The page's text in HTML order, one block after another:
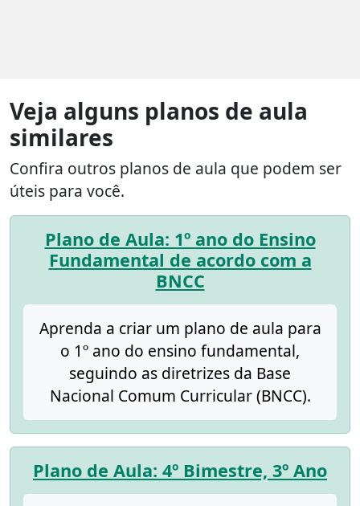
Veja alguns planos de aula
similares
Confira outros planos de aula que podem ser
úteis para você.
Plano de Aula: 1º ano do Ensino
Fundamental de acordo com a
BNCC
Aprenda a criar um plano de aula para
o 1º ano do ensino fundamental,
seguindo as diretrizes da Base
Nacional Comum Curricular (BNCC).
Plano de Aula: 4º Bimestre, 3º Ano